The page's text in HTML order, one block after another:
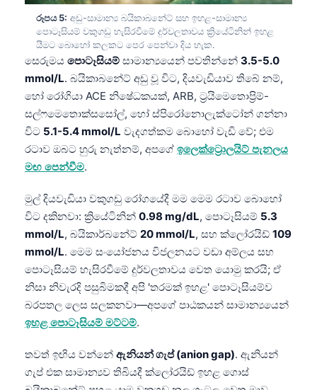
රූපය 5: අඩු-සාමාන්‍ය බයිකාබනේට් සහ ඉහළ-සාමාන්‍ය
පොටෑසියම් වකුගඩු හැසිරවීමේ දුර්වලතාවය ක්‍රියේටිනින් ඉහළ
යීමට බොහෝ කලකට පෙර පෙන්වා දිය හැක.
සෙරුමය පොටෑසියම් සාමාන්‍යයෙන් පවතින්නේ 3.5-5.0
mmol/L. බයිකාබනේට් අඩු වූ විට, දියවැඩියාව තිබේ නම්,
හෝ රෝගියා ACE නිෂේධකයක්, ARB, ට්‍රයිමෙතොප්‍රිම්-
සල්ෆමෙතොක්සසෝල්, හෝ ස්පිරෝනොලැක්ටෝන් ගන්නා
විට 5.1-5.4 mmol/L වැදගත්කම බොහෝ වැඩි වේ; එම
රටාව ඔබට හුරු නැත්නම්, අපගේ ඉලෙක්ට්‍රොලයිට් පැනලය
මඟ පෙන්වීම.
මුල් දියවැඩියා වකුගඩු රෝගයේදී මම මෙම රටාව බොහෝ
විට දකිනවා: ක්‍රියේටිනින් 0.98 mg/dL, පොටෑසියම් 5.3
mmol/L, බයිකාර්බනේට් 20 mmol/L, සහ ක්ලෝරයිඩ් 109
mmol/L. මෙම සංයෝජනය විජලනයට වඩා අම්ලය සහ
පොටෑසියම් හැසිරවීමේ දුර්වලතාවය වෙත යොමු කරයි; ඒ
නිසා නිවැරදි පසුබිමකදී අපි 'තරමක් ඉහළ' පොටෑසියම්ව
බරපතල ලෙස සලකනවා—අපගේ පාඨකයන් සාමාන්‍යයෙන්
ඉහළ පොටෑසියම් මට්ටම්.
තවත් ඉඟිය වන්නේ ඇනියන් ගැප් (anion gap). ඇනියන්
ගැප් එක සාමාන්‍යව තිබියදී ක්ලෝරයිඩ් ඉහළ ගොස්
Кыргызча
Татар теле
Esperanto
Frysk
Ślōnskŏ gŏdka
Norsk bokmål